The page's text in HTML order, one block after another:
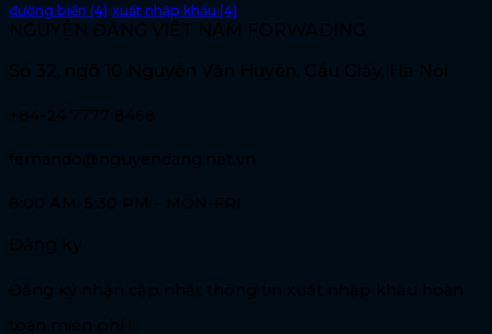
đường biển (4) xuất nhập khẩu (4)